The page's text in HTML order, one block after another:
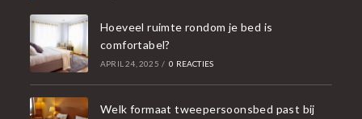
Hoeveel ruimte rondom je bed is
comfortabel?
APRIL 24, 2025 / 0 REACTIES
Welk formaat tweepersoonsbed past bij